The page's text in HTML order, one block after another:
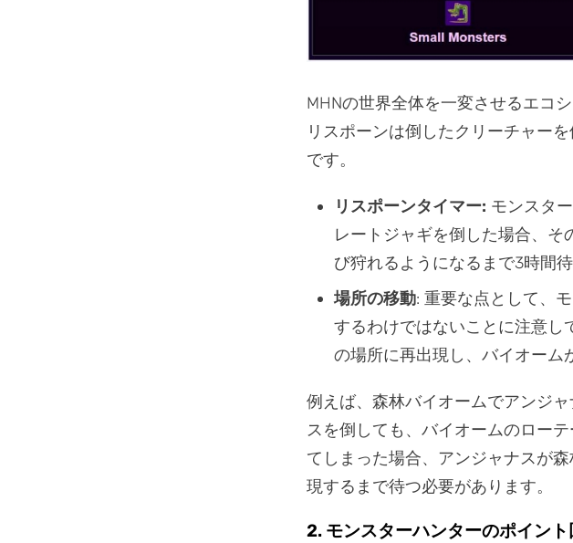
MHNの世界全体を一変させるエコ
リスポーンは倒したクリーチャー
です。
リスポーンタイマー: モンスタ
レートジャギを倒した場合、
び狩れるようになるまで3時間
場所の移動: 重要な点として、
するわけではないことに注意し
の場所に再出現し、バイオーム
例えば、森林バイオームでアンジ
スを倒しても、バイオームのロー
てしまった場合、アンジャナスが
現するまで待つ必要があります。
2. モンスターハンターのポイン